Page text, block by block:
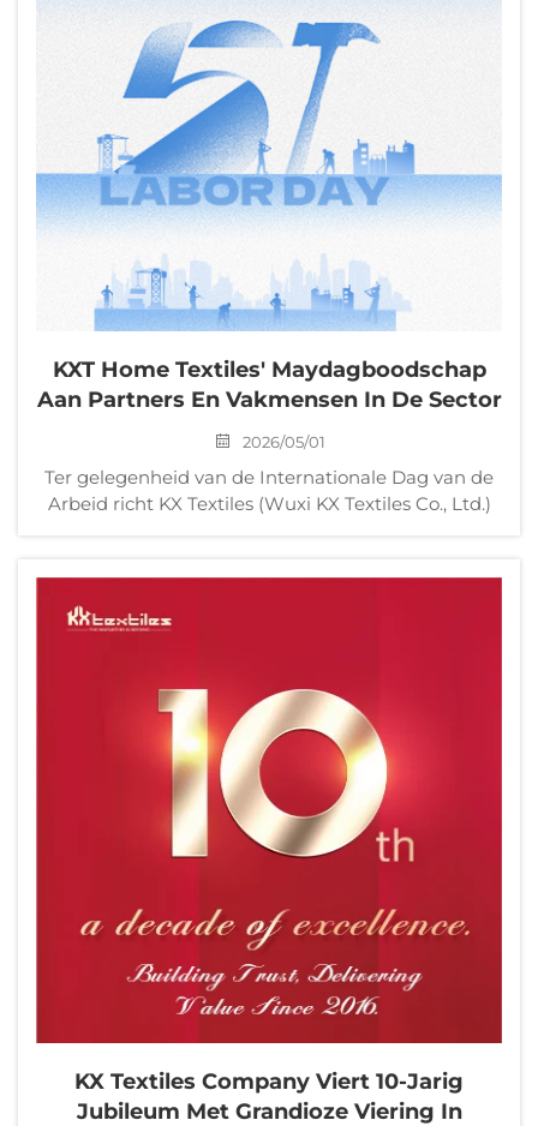
KXT Home Textiles' Maydagboodschap
Aan Partners En Vakmensen In De Sector
2026/05/01
Ter gelegenheid van de Internationale Dag van de
Arbeid richt KX Textiles (Wuxi KX Textiles Co., Ltd.)
vakmensen die diepgaand betrokken zijn bij de
KX Textiles Company Viert 10-Jarig
Jubileum Met Grandioze Viering In